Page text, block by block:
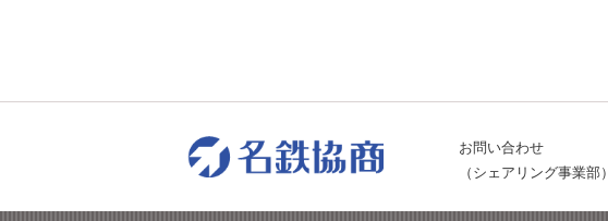
お問い合わせ
（シェアリング事業部）